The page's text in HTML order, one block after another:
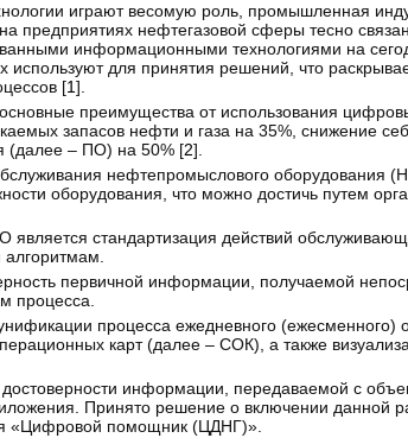
играют весомую роль, промышленная
предприятиях нефтегазовой сферы тесно
информационными технологиями на
для принятия решений, что
[1].
преимущества от использования
запасов нефти и газа на 35%, снижение
(далее – ПО) на 50% [2].
нефтепромыслового оборудования
оборудования, что можно достичь путем
стандартизация действий
первичной информации, получаемой
процесса.
процесса ежедневного (ежесменного)
карт (далее – СОК), а также
информации, передаваемой с
Принято решение о включении данной
«Цифровой помощник (ЦДНГ)».